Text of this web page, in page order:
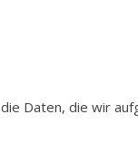
Daten, die wir